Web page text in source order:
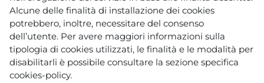
Alcune delle finalità di installazione dei cookies
potrebbero, inoltre, necessitare del consenso
dell’utente. Per avere maggiori informazioni sulla
tipologia di cookies utilizzati, le finalità e le modalità per
disabilitarli è possibile consultare la sezione specifica
cookies-policy.